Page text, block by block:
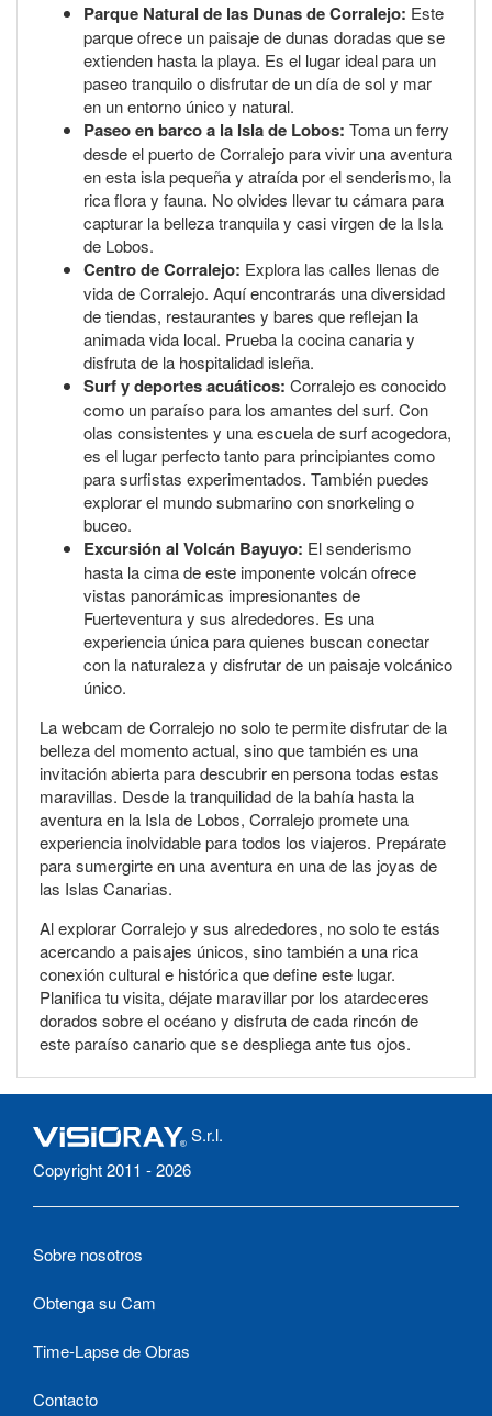
Parque Natural de las Dunas de Corralejo: Este
parque ofrece un paisaje de dunas doradas que se
extienden hasta la playa. Es el lugar ideal para un
paseo tranquilo o disfrutar de un día de sol y mar
en un entorno único y natural.
Paseo en barco a la Isla de Lobos: Toma un ferry
desde el puerto de Corralejo para vivir una aventura
en esta isla pequeña y atraída por el senderismo, la
rica flora y fauna. No olvides llevar tu cámara para
capturar la belleza tranquila y casi virgen de la Isla
de Lobos.
Centro de Corralejo: Explora las calles llenas de
vida de Corralejo. Aquí encontrarás una diversidad
de tiendas, restaurantes y bares que reflejan la
animada vida local. Prueba la cocina canaria y
disfruta de la hospitalidad isleña.
Surf y deportes acuáticos: Corralejo es conocido
como un paraíso para los amantes del surf. Con
olas consistentes y una escuela de surf acogedora,
es el lugar perfecto tanto para principiantes como
para surfistas experimentados. También puedes
explorar el mundo submarino con snorkeling o
buceo.
Excursión al Volcán Bayuyo: El senderismo
hasta la cima de este imponente volcán ofrece
vistas panorámicas impresionantes de
Fuerteventura y sus alrededores. Es una
experiencia única para quienes buscan conectar
con la naturaleza y disfrutar de un paisaje volcánico
único.
La webcam de Corralejo no solo te permite disfrutar de la
belleza del momento actual, sino que también es una
invitación abierta para descubrir en persona todas estas
maravillas. Desde la tranquilidad de la bahía hasta la
aventura en la Isla de Lobos, Corralejo promete una
experiencia inolvidable para todos los viajeros. Prepárate
para sumergirte en una aventura en una de las joyas de
las Islas Canarias.
Al explorar Corralejo y sus alrededores, no solo te estás
acercando a paisajes únicos, sino también a una rica
conexión cultural e histórica que define este lugar.
Planifica tu visita, déjate maravillar por los atardeceres
dorados sobre el océano y disfruta de cada rincón de
este paraíso canario que se despliega ante tus ojos.
S.r.l.
Copyright 2011 - 2026
Sobre nosotros
Obtenga su Cam
Time-Lapse de Obras
Contacto